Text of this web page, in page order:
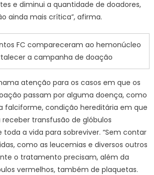
e diminui a quantidade de doadores,
ainda mais crítica”, afirma.
FC compareceram ao hemonúcleo
a campanha de doação
atenção para os casos em que os
passam por alguma doença, como
falciforme, condição hereditária em que
transfusão de glóbulos
a vida para sobreviver. “Sem contar
como as leucemias e diversos outros
o tratamento precisam, além da
vermelhos, também de plaquetas.